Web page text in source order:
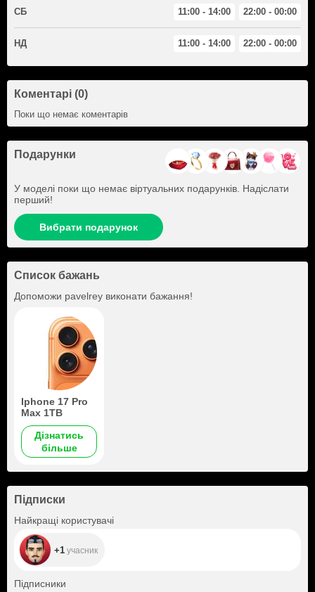
СБ 11:00 - 14:00 22:00 - 00:00
НД 11:00 - 14:00 22:00 - 00:00
Коментарі (0)
Поки що немає коментарів
Подарунки
У моделі поки що немає віртуальних подарунків. Надіслати
перший!
Вибрати подарунок
Список бажань
Допоможи pavelrey виконати бажання!
Iphone 17 Pro
Max 1TB
Дізнатись
більше
Підписки
Найкращі користувачі
+1
+1 учасник
Підписники